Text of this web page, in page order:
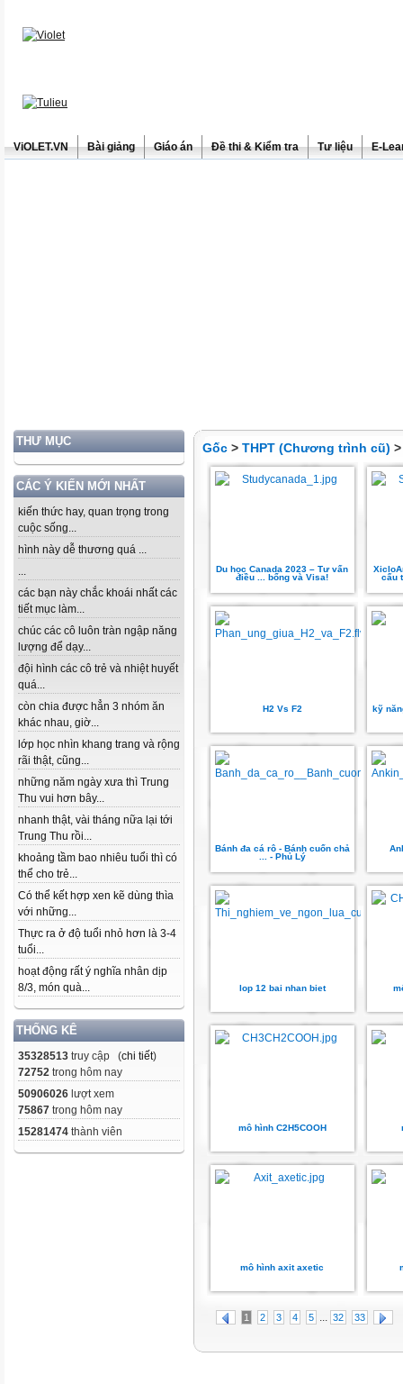
ViOLET.VN Bài giảng Giáo án Đề thi & Kiểm tra Tư liệu E-
THƯ MỤC
CÁC Ý KIẾN MỚI NHẤT
kiến thức hay, quan trọng trong
cuộc sống...
hình này dễ thương quá ...
...
các bạn này chắc khoái nhất các
tiết mục làm...
chúc các cô luôn tràn ngập năng
lượng để dạy...
đội hình các cô trẻ và nhiệt huyết
quá...
còn chia được hẳn 3 nhóm ăn
khác nhau, giờ...
lớp học nhìn khang trang và rộng
rãi thật, cũng...
những năm ngày xưa thì Trung
Thu vui hơn bây...
nhanh thật, vài tháng nữa lại tới
Trung Thu rồi...
khoảng tầm bao nhiêu tuổi thì có
thể cho trẻ...
Có thể kết hợp xen kẽ dùng thìa
với những...
Thực ra ở độ tuổi nhỏ hơn là 3-4
tuổi...
hoạt động rất ý nghĩa nhân dịp
8/3, món quà...
THỐNG KÊ
35328513 truy cập (chi tiết)
72752 trong hôm nay
50906026 lượt xem
75867 trong hôm nay
15281474 thành viên
Gốc > THPT (Chương trình cũ)
Du học Canada 2023 – Tư vấn
điều ... bổng và Visa!
cấu
H2 Vs F2 kỹ
Bánh đa cá rô - Bánh cuốn chả
... - Phủ Lý
lop 12 bai nhan biet
mô hình C2H5COOH
mô hình axit axetic
1 2 3 4 5 ... 32 33